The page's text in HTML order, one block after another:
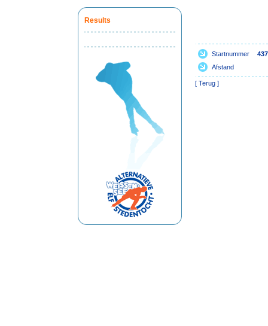
Results
Startnummer
Afstand
[ Terug ]